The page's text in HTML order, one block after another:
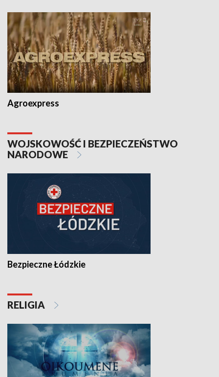
Agroexpress
WOJSKOWOŚĆ I BEZPIECZEŃSTWO
NARODOWE
Bezpieczne Łódzkie
RELIGIA